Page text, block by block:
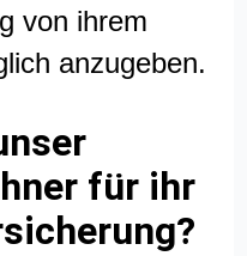
von ihrem
anzugeben.
für ihr